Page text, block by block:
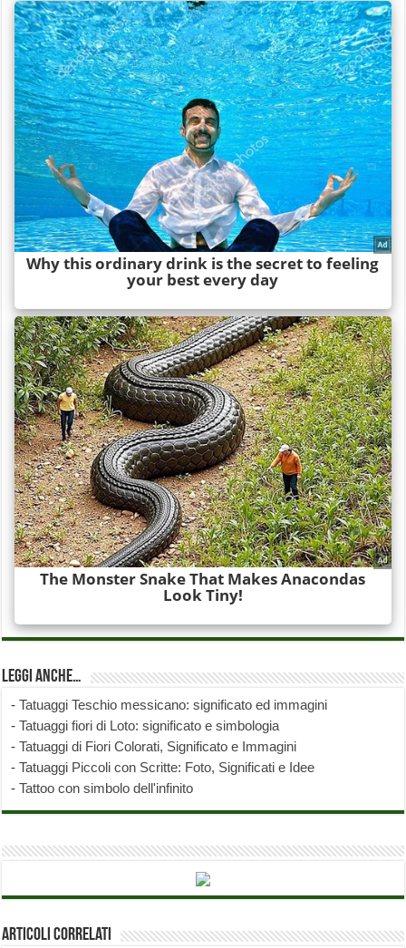
Leggi anche…
-Tatuaggi Teschio messicano: significato ed immagini
-Tatuaggi fiori di Loto: significato e simbologia
-Tatuaggi di Fiori Colorati, Significato e Immagini
-Tatuaggi Piccoli con Scritte: Foto, Significati e Idee
-Tattoo con simbolo dell'infinito
Articoli correlati